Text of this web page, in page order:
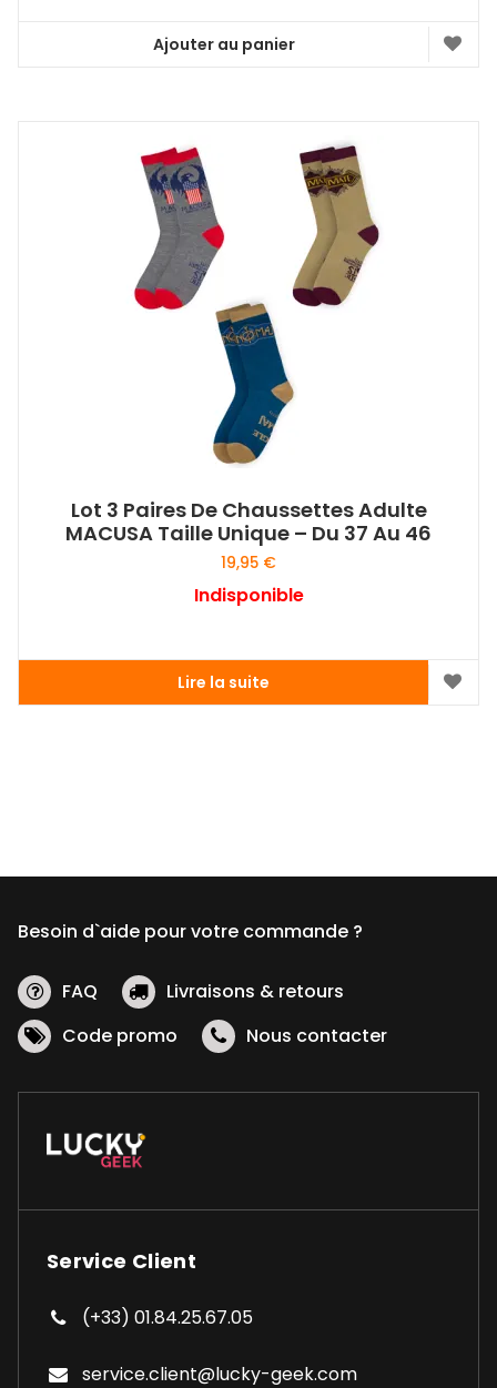
Ajouter au panier
Lot 3 Paires De Chaussettes Adulte
MACUSA Taille Unique – Du 37 Au 46
19,95 €
Indisponible
Lire la suite
Besoin d`aide pour votre commande ?
FAQ
Livraisons & retours
Code promo
Nous contacter
Service Client
(+33) 01.84.25.67.05
service.client@lucky-geek.com